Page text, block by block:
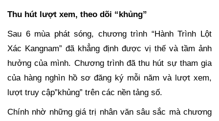
Thu hút lượt xem, theo dõi “khủng”
Sau 6 mùa phát sóng, chương trình “Hành Trình Lột
Xác Kangnam” đã khẳng định được vị thế và tầm ảnh
hưởng của mình. Chương trình đã thu hút sự tham gia
của hàng nghìn hồ sơ đăng ký mỗi năm và lượt xem,
lượt truy cập”khủng” trên các nền tảng số.
Chính nhờ những giá trị nhân văn sâu sắc mà chương